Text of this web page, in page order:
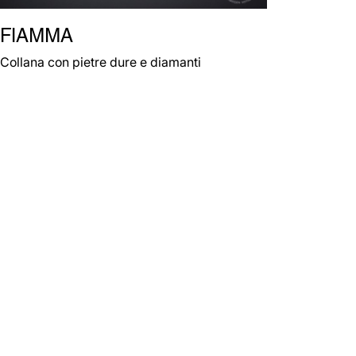
FIAMMA
Collana con pietre dure e diamanti